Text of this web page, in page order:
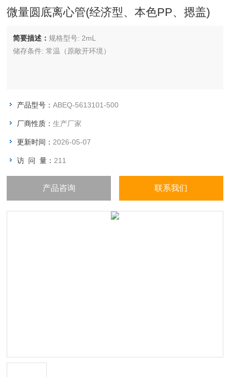
微量圆底离心管(经济型、本色PP、摁盖)
简要描述：规格型号: 2mL
储存条件: 常温（原敞开环境）
产品型号：ABEQ-5613101-500
厂商性质：生产厂家
更新时间： 2026-05-07
访 问 量： 211
产品咨询 联系我们